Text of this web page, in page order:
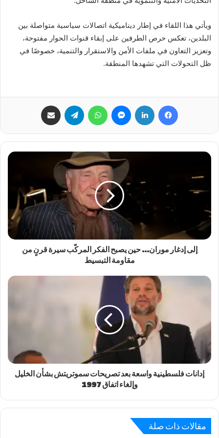
ويأتي هذا اللقاء في إطار ديناميكية اتصالات سياسية متواصلة بين
البلدين، تعكس حرص الطرفين على إبقاء قنوات الحوار مفتوحة،
وتعزيز التعاون في ملفات الأمن والاستقرار والتنمية، خصوصًا في
ظل التحولات التي تشهدها المنطقة.
فيسبوك لينكدإن ماسنجر واتساب تيلقرام
إلى إدغار موران… حين يصبح الفكر المركّب سيرة قرنٍ من
مقاومة التبسيط
إدانات فلسطينية واسعة بعد تصريحات سموتريتش بشأن الخليل
وإلغاء اتفاق 1997
مقالات ذات صلة